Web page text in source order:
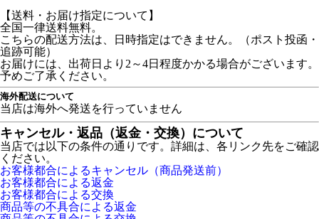
【送料・お届け指定について】
全国一律送料無料。
こちらの配送方法は、日時指定はできません。（ポスト投函・
追跡可能）
お届けには、出荷日より2～4日程度かかる場合がございます。
予めご了承ください。
海外配送について
当店は海外へ発送を行っていません
キャンセル・返品（返金・交換）について
当店では以下の条件の通りです。詳細は、各リンク先をご確認
ください。
お客様都合によるキャンセル（商品発送前）
お客様都合による返金
お客様都合による交換
商品等の不具合による返金